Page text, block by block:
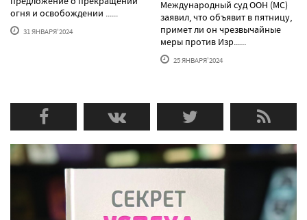
огня и освобождении ......
31 ЯНВАРЯ'2024
Международный суд ООН (МС)
заявил, что объявит в пятницу,
примет ли он чрезвычайные
меры против Изр......
25 ЯНВАРЯ'2024